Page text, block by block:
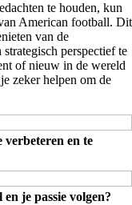
te houden, kun
American football. Dit
van de
perspectief te
of nieuw in de wereld
zeker helpen om de
en te
je passie volgen?